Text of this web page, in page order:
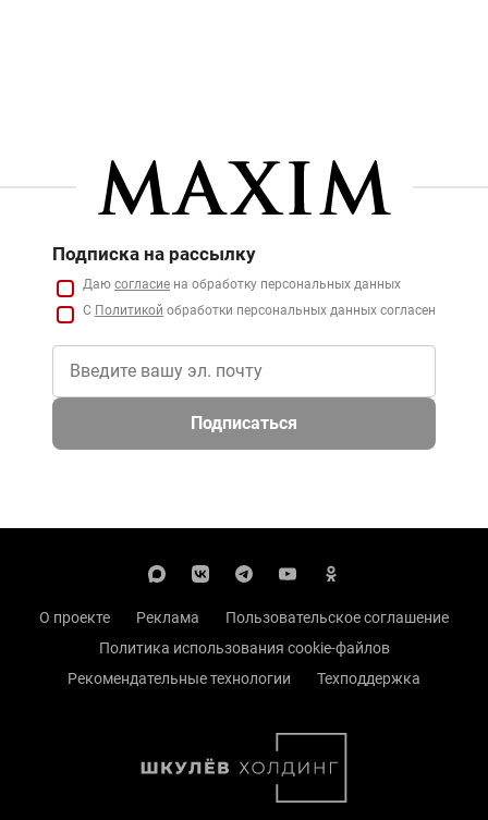
Подписка на рассылку
Даю согласие на обработку персональных данных
С Политикой обработки персональных данных согласен
Подписаться
О проекте Реклама
Пользовательское соглашение
Политика использования cookie-файлов
Рекомендательные технологии
Техподдержка